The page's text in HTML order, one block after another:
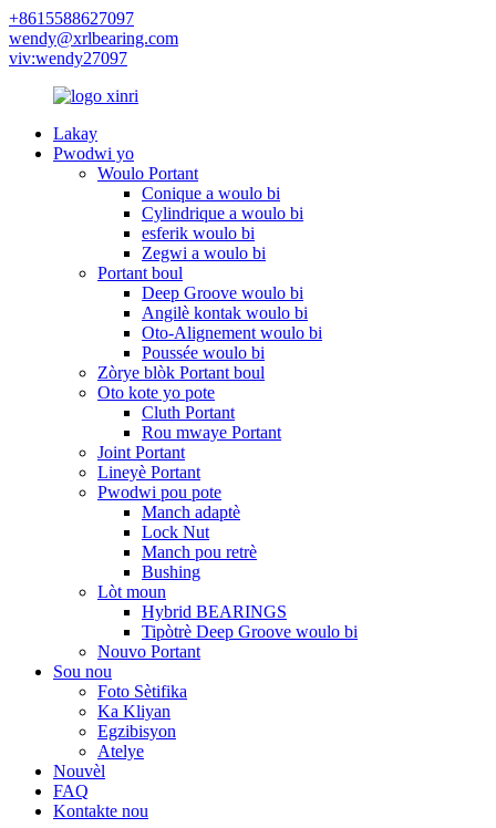
+8615588627097
wendy@xrlbearing.com
viv:wendy27097
Lakay
Pwodwi yo
Woulo Portant
Conique a woulo bi
Cylindrique a woulo bi
esferik woulo bi
Zegwi a woulo bi
Portant boul
Deep Groove woulo bi
Angilè kontak woulo bi
Oto-Alignement woulo bi
Poussée woulo bi
Zòrye blòk Portant boul
Oto kote yo pote
Cluth Portant
Rou mwaye Portant
Joint Portant
Lineyè Portant
Pwodwi pou pote
Manch adaptè
Lock Nut
Manch pou retrè
Bushing
Lòt moun
Hybrid BEARINGS
Tipòtrè Deep Groove woulo bi
Nouvo Portant
Sou nou
Foto Sètifika
Ka Kliyan
Egzibisyon
Atelye
Nouvèl
FAQ
Kontakte nou